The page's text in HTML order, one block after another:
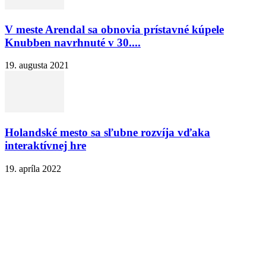
V meste Arendal sa obnovia prístavné kúpele
Knubben navrhnuté v 30....
19. augusta 2021
Holandské mesto sa sľubne rozvíja vďaka
interaktívnej hre
19. apríla 2022